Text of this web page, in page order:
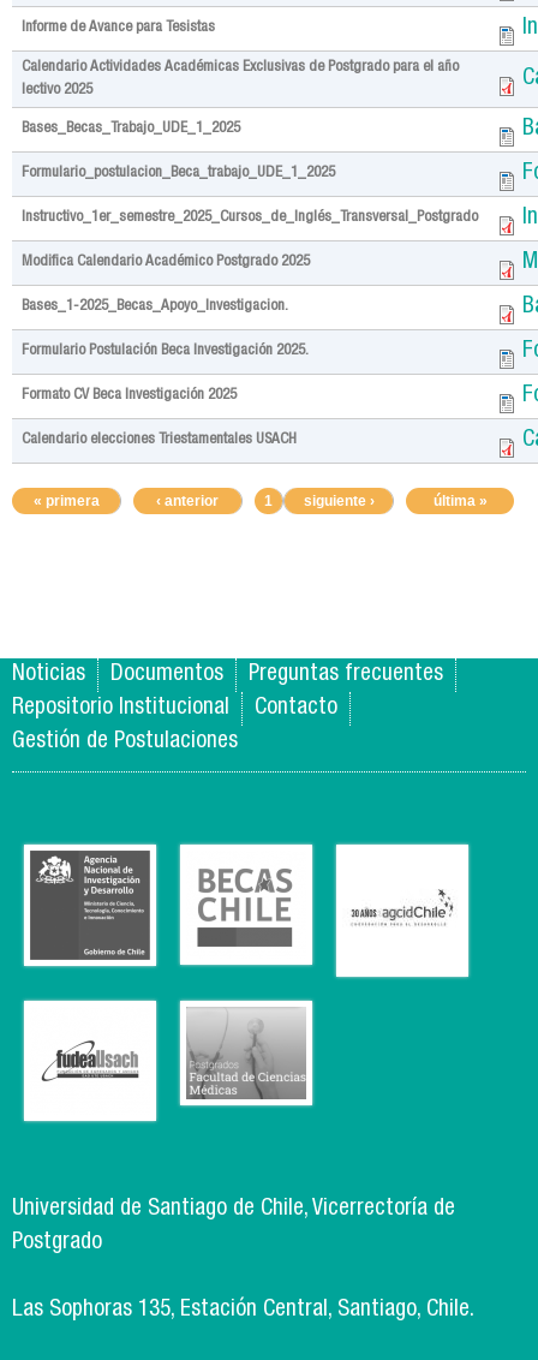
Informe de Avance para Tesistas
Calendario Actividades Académicas Exclusivas de Postgrado para el año
lectivo 2025
Bases_Becas_Trabajo_UDE_1_2025
Formulario_postulacion_Beca_trabajo_UDE_1_2025
Instructivo_1er_semestre_2025_Cursos_de_Inglés_Transversal_Postgrado
Modifica Calendario Académico Postgrado 2025
Bases_1-2025_Becas_Apoyo_Investigacion.
Formulario Postulación Beca Investigación 2025.
Formato CV Beca Investigación 2025
Calendario elecciones Triestamentales USACH
Pages
« primera ‹ anterior 1 2 3
siguiente › última »
Noticias Documentos
Preguntas frecuentes
Repositorio Institucional
Contacto
Gestión de Postulaciones
Universidad de Santiago de Chile, Vicerrectoría de
Postgrado
Las Sophoras 135, Estación Central, Santiago, Chile.